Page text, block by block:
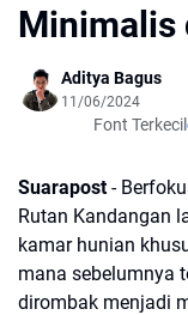
Minimalis
Aditya Bagus
11/06/2024
Font Terkecil
Suarapost-
Rutan Kandangan
kamar hunian
mana sebelumnya
dirombak menjadi